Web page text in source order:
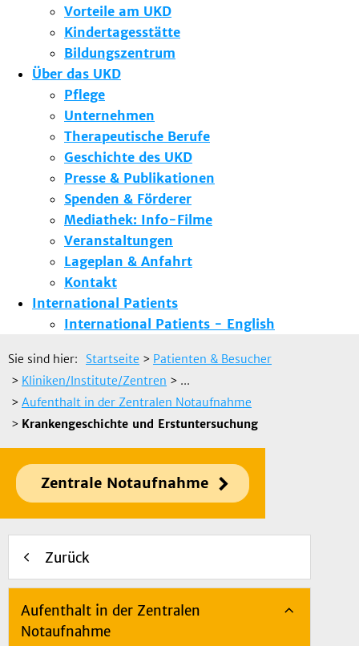
Vorteile am UKD
Kindertagesstätte
Bildungszentrum
Über das UKD
Pflege
Unternehmen
Therapeutische Berufe
Geschichte des UKD
Presse & Publikationen
Spenden & Förderer
Mediathek: Info-Filme
Veranstaltungen
Lageplan & Anfahrt
Kontakt
International Patients
International Patients - English
Sie sind hier: Startseite > Patienten & Besucher
> Kliniken/Institute/Zentren > ...
> Aufenthalt in der Zentralen Notaufnahme
> Krankengeschichte und Erstuntersuchung
Zentrale Notaufnahme
Zurück
Aufenthalt in der Zentralen
Notaufnahme